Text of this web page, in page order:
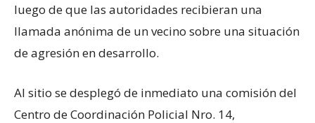
luego de que las autoridades recibieran una
llamada anónima de un vecino sobre una situación
de agresión en desarrollo.
Al sitio se desplegó de inmediato una comisión del
Centro de Coordinación Policial Nro. 14,